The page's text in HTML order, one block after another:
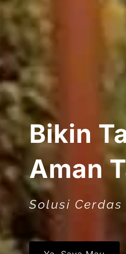
Bikin
Aman
Solusi